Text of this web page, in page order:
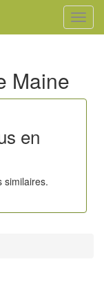
Maine
en
similaires.